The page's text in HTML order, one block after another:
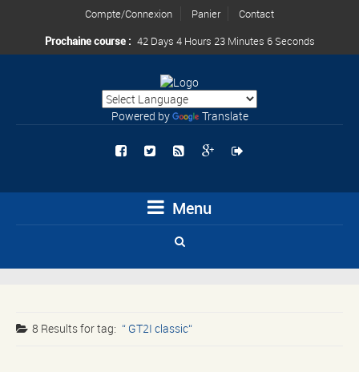
Compte/Connexion Panier
Contact
Prochaine course : 42 Days 4 Hours 23 Minutes 6 Seconds
Powered by Translate
Menu
8 Results fortag: GT2I classic